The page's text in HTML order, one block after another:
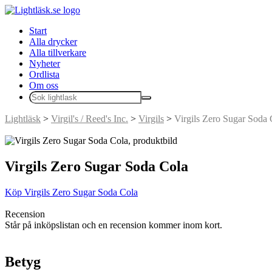
Start
Alla drycker
Alla tillverkare
Nyheter
Ordlista
Om oss
Lightläsk > Virgil's / Reed's Inc. > Virgils > Virgils Zero Sugar Soda
Virgils Zero Sugar Soda Cola
Köp Virgils Zero Sugar Soda Cola
Recension
Står på inköpslistan och en recension kommer inom kort.
Betyg